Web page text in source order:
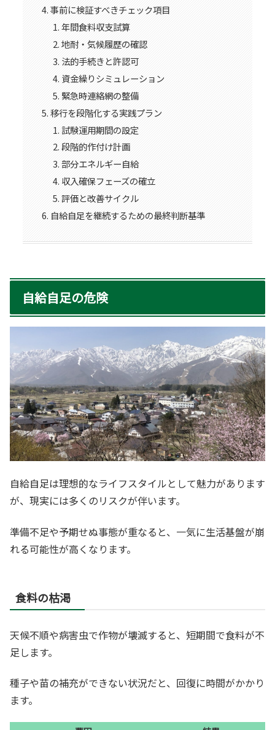
事前に検証すべきチェック項目
年間食料収支試算
地耐・気候履歴の確認
法的手続きと許認可
資金繰りシミュレーション
緊急時連絡網の整備
移行を段階化する実践プラン
試験運用期間の設定
段階的作付け計画
部分エネルギー自給
収入確保フェーズの確立
評価と改善サイクル
自給自足を継続するための最終判断基準
自給自足の危険
自給自足は理想的なライフスタイルとして魅力があります
が、現実には多くのリスクが伴います。
準備不足や予期せぬ事態が重なると、一気に生活基盤が崩
れる可能性が高くなります。
食料の枯渇
天候不順や病害虫で作物が壊滅すると、短期間で食料が不
足します。
種子や苗の補充ができない状況だと、回復に時間がかかり
ます。